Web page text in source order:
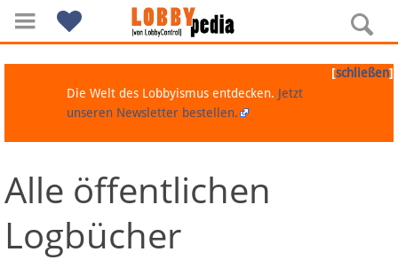
Navigation
Über Lobbypedia
[schließen]
Die Welt des Lobbyismus entdecken. Jetzt
unseren Newsletter bestellen.
Alle öffentlichen
Logbücher